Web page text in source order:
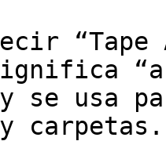
se usa
carpetas.